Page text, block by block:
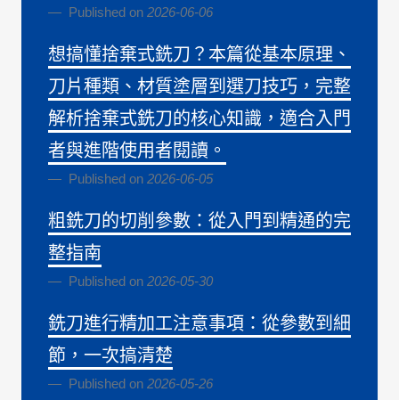
Published on 2026-06-06
想搞懂捨棄式銑刀？本篇從基本原理、
刀片種類、材質塗層到選刀技巧，完整
解析捨棄式銑刀的核心知識，適合入門
者與進階使用者閱讀。
Published on 2026-06-05
粗銑刀的切削參數：從入門到精通的完
整指南
Published on 2026-05-30
銑刀進行精加工注意事項：從參數到細
節，一次搞清楚
Published on 2026-05-26